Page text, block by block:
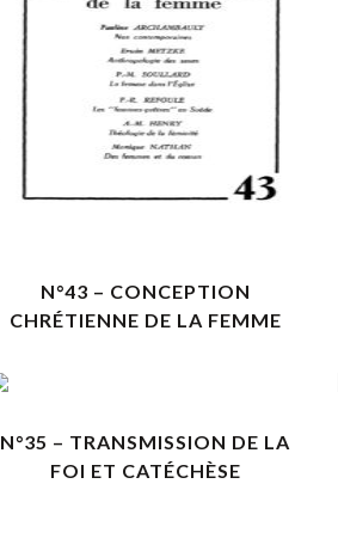
N°43 – CONCEPTION
CHRÉTIENNE DE LA FEMME
N°35 – TRANSMISSION DE LA
FOI ET CATÉCHÈSE